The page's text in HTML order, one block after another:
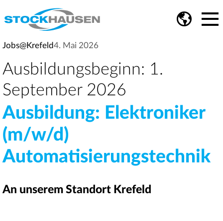
Jobs@Krefeld4. Mai 2026
Ausbildungsbeginn: 1.
September 2026
Ausbildung: Elektroniker
(m/w/d)
Automatisierungstechnik
An unserem Standort Krefeld